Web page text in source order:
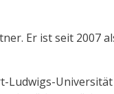
Er ist seit 2007